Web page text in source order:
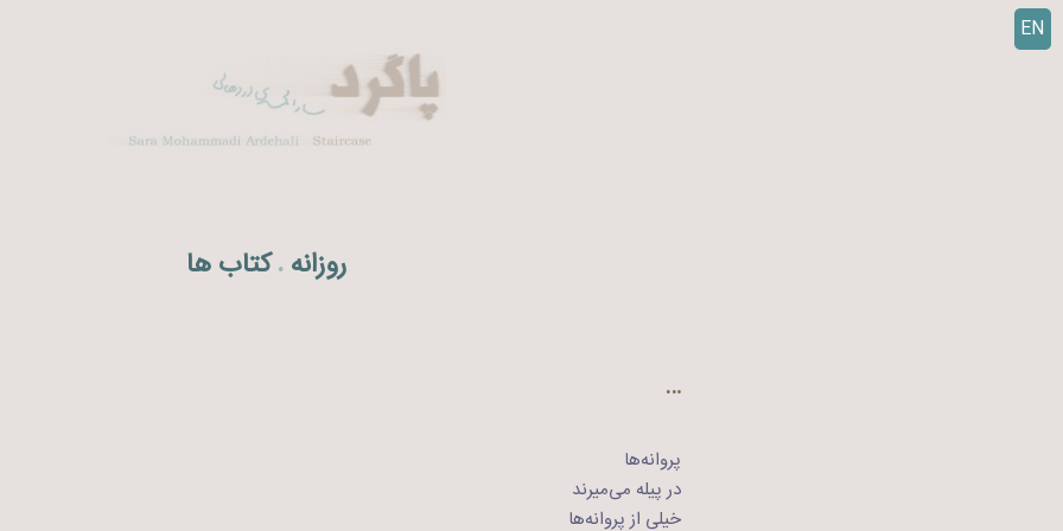
EN
روزانه . کتاب ها
…
پروانه‌ها
در پیله می‌میرند
خیلی از پروانه‌ها